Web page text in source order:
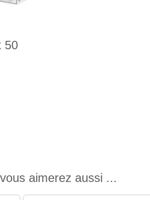
50
aimerez aussi ...